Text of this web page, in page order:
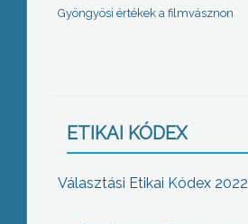
Gyöngyösi értékek a filmvásznon
ETIKAI KÓDEX
Választási Etikai Kódex 2022